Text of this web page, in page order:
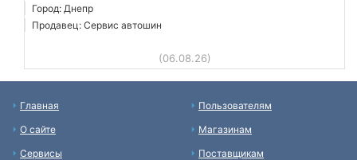
Город: Днепр
Продавец: Сервис автошин
(06.08.26)
Главная
О сайте
Сервисы
Пользователям
Магазинам
Поставщикам